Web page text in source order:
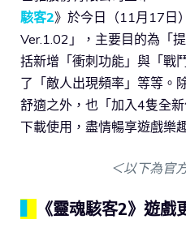
駭客2》於今日（11月17日
Ver.1.02」，主要目的為「
括新增「衝刺功能」與「戰
了「敵人出現頻率」等等。
舒適之外，也「加入4隻全
下載使用，盡情暢享遊戲樂
＜以下為官
《靈魂駭客2》遊